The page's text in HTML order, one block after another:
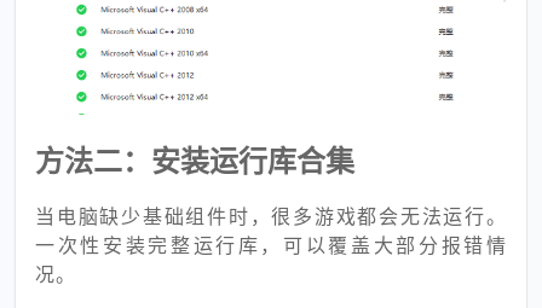
方法二：安装运行库合集
当电脑缺少基础组件时，很多游戏都会无法运行。
一次性安装完整运行库，可以覆盖大部分报错情
况。